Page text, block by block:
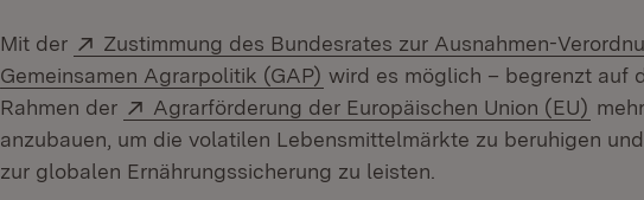
Mit der Extern:
Zustimmung des Bundesrates zur Ausnahmen-
Gemeinsamen Agrarpolitik (GAP) (Öffnet in neuem Fenster)
wird es möglich – begrenzt auf
Rahmen der
Extern:
Agrarförderung der Europäischen Union (EU)
anzubauen, um die volatilen Lebensmittelmärkte zu beruhigen
zur globalen Ernährungssicherung zu leisten.